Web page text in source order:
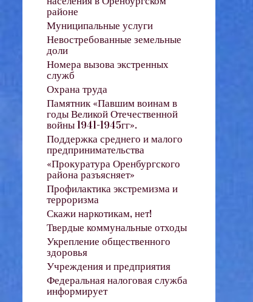
районе
Муниципальные услуги
Невостребованные земельные
доли
Номера вызова экстренных
служб
Охрана труда
Памятник «Павшим воинам в
годы Великой Отечественной
войны 1941-1945гг».
Поддержка среднего и малого
предпринимательства
«Прокуратура Оренбургского
района разъясняет»
Профилактика экстремизма и
терроризма
Скажи наркотикам, нет!
Твердые коммунальные отходы
Укрепление общественного
здоровья
Учреждения и предприятия
Федеральная налоговая служба
информирует